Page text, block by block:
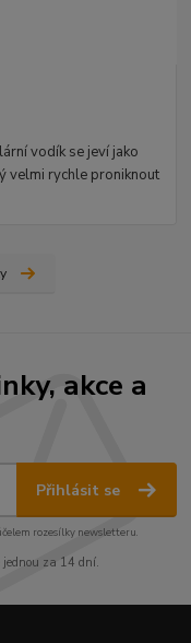
vodík se jeví jako
velmi rychle proniknout
akce a
Přihlásit se
rozesílky newsletteru.
za 14 dní.